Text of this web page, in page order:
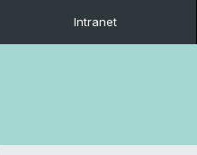
Intranet